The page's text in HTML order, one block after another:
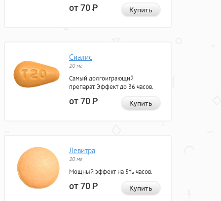
от 70Р Купить
Сиалис
20 мг
Самый долгоиграющий
препарат. Эффект до 36 часов.
от 70Р Купить
Левитра
20 мг
Мощный эффект на 5ть часов.
от 70Р Купить